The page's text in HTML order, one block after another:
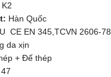
K2
Hàn Quốc
CE EN 345,TCVN 2606-78
da xịn
+ Đế thép